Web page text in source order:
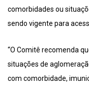
comorbidades ou
sendo vigente para
“O Comitê recomenda
situações de
com comorbidade,